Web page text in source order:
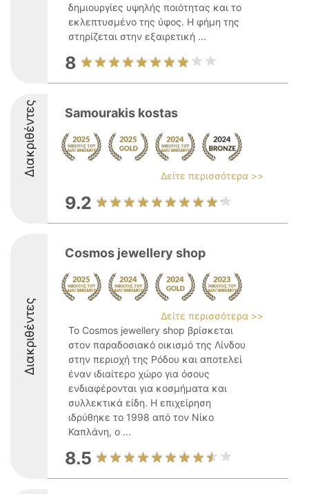
δημιουργίες υψηλής ποιότητας και το
εκλεπτυσμένο της ύφος. Η φήμη της
στηρίζεται στην εξαιρετική ...
8
Διακριθέντες Samourakis kostas
Δείτε περισσότερα >>
9.2
Διακριθέντες
Cosmos jewellery shop
Δείτε περισσότερα >>
Το Cosmos jewellery shop βρίσκεται
στον παραδοσιακό οικισμό της Λίνδου
στην περιοχή της Ρόδου και αποτελεί
έναν ιδιαίτερο χώρο για όσους
ενδιαφέρονται για κοσμήματα και
συλλεκτικά είδη. Η επιχείρηση
ιδρύθηκε το 1998 από τον Νίκο
Καπλάνη, ο ...
8.5